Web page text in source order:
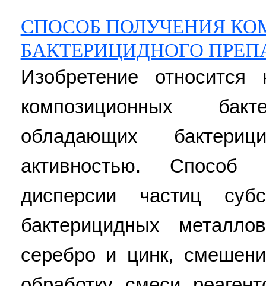
СПОСОБ ПОЛУЧЕНИЯ
БАКТЕРИЦИДНОГО
Изобретение относится
композиционных
обладающих
активностью. Способ
дисперсии частиц
бактерицидных
серебро и цинк,